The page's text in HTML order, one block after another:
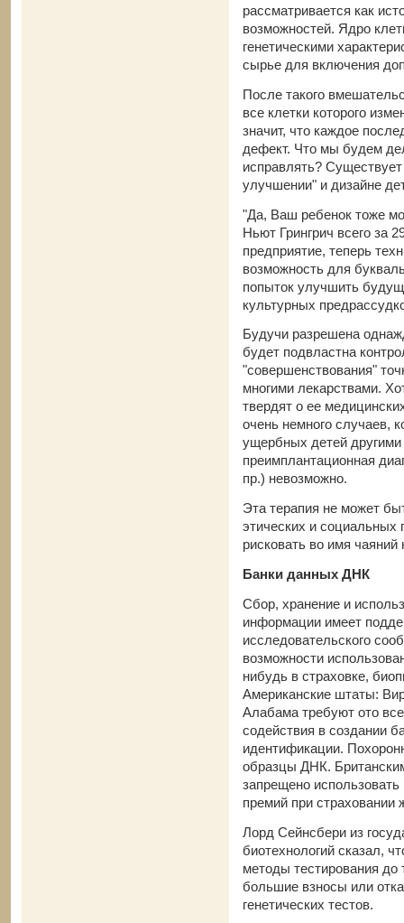
рассматривается как
возможностей. Ядро
генетическими
сырье для включения
После такого
все клетки которого
значит, что каждое
дефект. Что мы будем
исправлять?
улучшении" и дизайне
"Да, Ваш ребенок тоже
Ньют Грингрич всего за
предприятие, теперь
возможность для
попыток улучшить
культурных
Будучи разрешена
будет подвластна
"совершенствования"
многими лекарствами.
твердят о ее
очень немного случаев,
ущербных детей другими
преимплантационная
пр.) невозможно.
Эта терапия не может
этических и социальных
рисковать во имя
Банки данных ДНК
Сбор, хранение и
информации имеет
исследовательского
возможности
нибудь в страховке,
Американские штаты:
Алабама требуют ото
содействия в создании
идентификации.
образцы ДНК.
запрещено использовать
премий при страховании
Лорд Сейнсбери из
биотехнологий сказал,
методы тестирования до
большие взносы или
генетических тестов.